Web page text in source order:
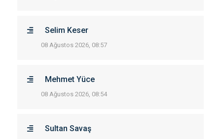
Selim Keser
08 Ağustos 2026, 08:57
Mehmet Yüce
08 Ağustos 2026, 08:54
Sultan Savaş